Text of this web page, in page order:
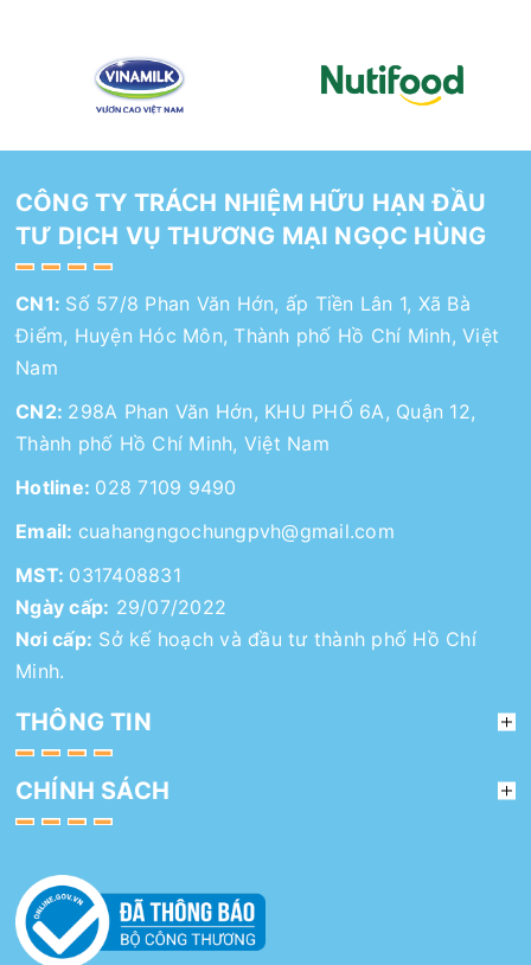
CÔNG TY TRÁCH NHIỆM HỮU HẠN ĐẦU
TƯ DỊCH VỤ THƯƠNG MẠI NGỌC HÙNG
CN1: Số 57/8 Phan Văn Hớn, ấp Tiền Lân 1, Xã Bà
Điểm, Huyện Hóc Môn, Thành phố Hồ Chí Minh, Việt
Nam
CN2: 298A Phan Văn Hớn, KHU PHỐ 6A, Quận 12,
Thành phố Hồ Chí Minh, Việt Nam
Hotline: 028 7109 9490
Email: cuahangngochungpvh@gmail.com
MST: 0317408831
Ngày cấp: 29/07/2022
Nơi cấp: Sở kế hoạch và đầu tư thành phố Hồ Chí
Minh.
THÔNG TIN
CHÍNH SÁCH